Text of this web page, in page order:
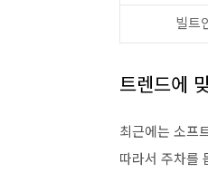
빌트
트렌드에
최근에는 소프
따라서 주차를